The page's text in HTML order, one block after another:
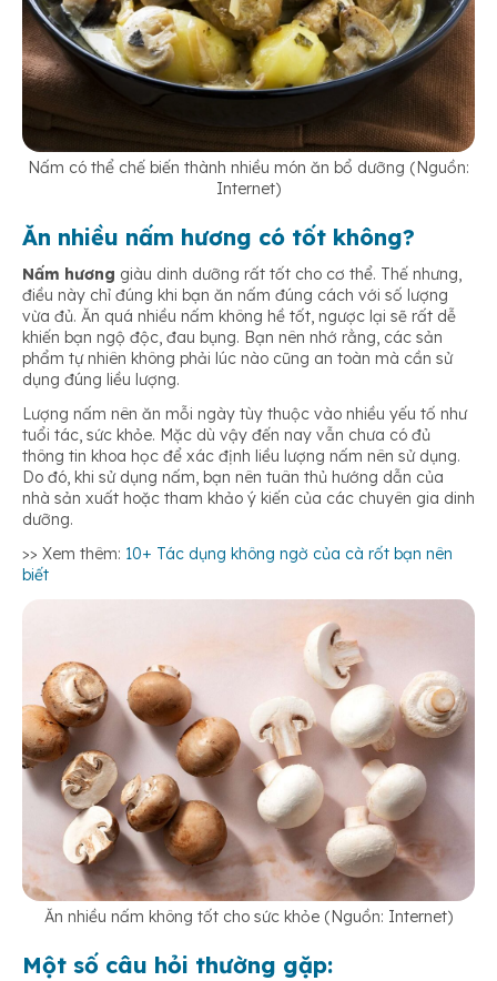
Nấm có thể chế biến thành nhiều món ăn bổ dưỡng (Nguồn:
Internet)
Ăn nhiều nấm hương có tốt không?
Nấm hương giàu dinh dưỡng rất tốt cho cơ thể. Thế nhưng,
điều này chỉ đúng khi bạn ăn nấm đúng cách với số lượng
vừa đủ. Ăn quá nhiều nấm không hề tốt, ngược lại sẽ rất dễ
khiến bạn ngộ độc, đau bụng. Bạn nên nhớ rằng, các sản
phẩm tự nhiên không phải lúc nào cũng an toàn mà cần sử
dụng đúng liều lượng.
Lượng nấm nên ăn mỗi ngày tùy thuộc vào nhiều yếu tố như
tuổi tác, sức khỏe. Mặc dù vậy đến nay vẫn chưa có đủ
thông tin khoa học để xác định liều lượng nấm nên sử dụng.
Do đó, khi sử dụng nấm, bạn nên tuân thủ hướng dẫn của
nhà sản xuất hoặc tham khảo ý kiến của các chuyên gia dinh
dưỡng.
>> Xem thêm: 10+ Tác dụng không ngờ của cà rốt bạn nên
biết
Ăn nhiều nấm không tốt cho sức khỏe (Nguồn: Internet)
Một số câu hỏi thường gặp: